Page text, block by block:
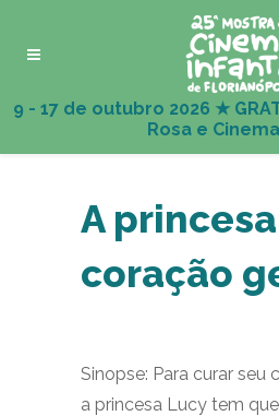
A
coração
Sinopse: Para curar seu
a princesa Lucy tem